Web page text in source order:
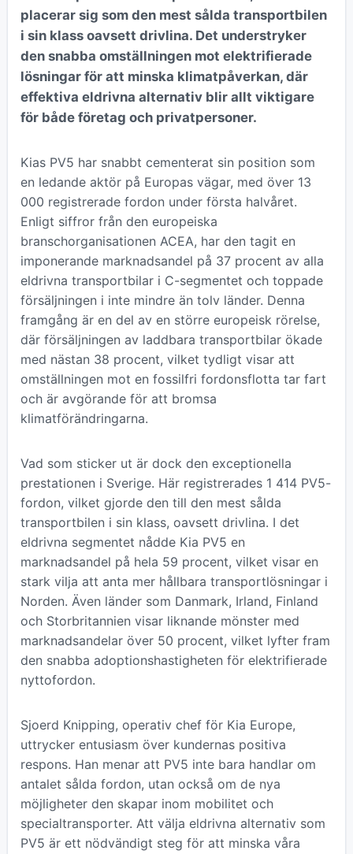
placerar sig som den mest sålda transportbilen
i sin klass oavsett drivlina. Det understryker
den snabba omställningen mot elektrifierade
lösningar för att minska klimatpåverkan, där
effektiva eldrivna alternativ blir allt viktigare
för både företag och privatpersoner.
Kias PV5 har snabbt cementerat sin position som
en ledande aktör på Europas vägar, med över 13
000 registrerade fordon under första halvåret.
Enligt siffror från den europeiska
branschorganisationen ACEA, har den tagit en
imponerande marknadsandel på 37 procent av alla
eldrivna transportbilar i C-segmentet och toppade
försäljningen i inte mindre än tolv länder. Denna
framgång är en del av en större europeisk rörelse,
där försäljningen av laddbara transportbilar ökade
med nästan 38 procent, vilket tydligt visar att
omställningen mot en fossilfri fordonsflotta tar fart
och är avgörande för att bromsa
klimatförändringarna.
Vad som sticker ut är dock den exceptionella
prestationen i Sverige. Här registrerades 1 414 PV5-
fordon, vilket gjorde den till den mest sålda
transportbilen i sin klass, oavsett drivlina. I det
eldrivna segmentet nådde Kia PV5 en
marknadsandel på hela 59 procent, vilket visar en
stark vilja att anta mer hållbara transportlösningar i
Norden. Även länder som Danmark, Irland, Finland
och Storbritannien visar liknande mönster med
marknadsandelar över 50 procent, vilket lyfter fram
den snabba adoptionshastigheten för elektrifierade
nyttofordon.
Sjoerd Knipping, operativ chef för Kia Europe,
uttrycker entusiasm över kundernas positiva
respons. Han menar att PV5 inte bara handlar om
antalet sålda fordon, utan också om de nya
möjligheter den skapar inom mobilitet och
specialtransporter. Att välja eldrivna alternativ som
PV5 är ett nödvändigt steg för att minska våra